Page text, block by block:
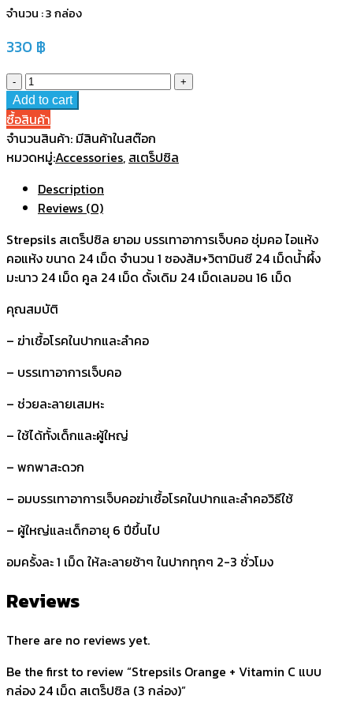
จำนวน : 3 กล่อง
330 ฿
Add to cart
ซื้อสินค้า
จำนวนสินค้า: มีสินค้าในสต๊อก
หมวดหมู่:Accessories, สเตร็ปซิล
Description
Reviews (0)
Strepsils สเตร็ปซิล ยาอม บรรเทาอาการเจ็บคอ ชุ่มคอ ไอแห้ง
คอแห้ง ขนาด 24 เม็ด จำนวน 1 ซองส้ม+วิตามินซี 24 เม็ดน้ำผึ้ง
มะนาว 24 เม็ด คูล 24 เม็ด ดั้งเดิม 24 เม็ดเลมอน 16 เม็ด
คุณสมบัติ
– ฆ่าเชื้อโรคในปากและลำคอ
– บรรเทาอาการเจ็บคอ
– ช่วยละลายเสมหะ
– ใช้ได้ทั้งเด็กและผู้ใหญ่
– พกพาสะดวก
– อมบรรเทาอาการเจ็บคอฆ่าเชื้อโรคในปากและลำคอวิธีใช้
– ผู้ใหญ่และเด็กอายุ 6 ปีขึ้นไป
อมครั้งละ 1 เม็ด ให้ละลายช้าๆ ในปากทุกๆ 2-3 ชั่วโมง
Reviews
There are no reviews yet.
Be the first to review “Strepsils Orange + Vitamin C แบบ
กล่อง 24 เม็ด สเตร็ปซิล (3 กล่อง)”